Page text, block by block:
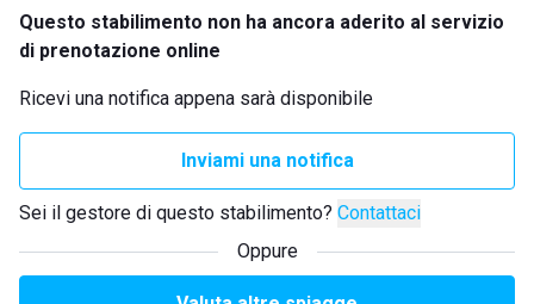
Questo stabilimento non ha ancora aderito al servizio
di prenotazione online
Ricevi una notifica appena sarà disponibile
Inviami una notifica
Sei il gestore di questo stabilimento? Contattaci
Oppure